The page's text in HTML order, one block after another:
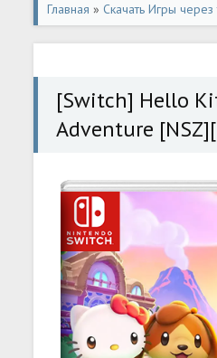
Главная » Скачать Игры через
консолей»Игры для
[Switch] Hello
Adventure